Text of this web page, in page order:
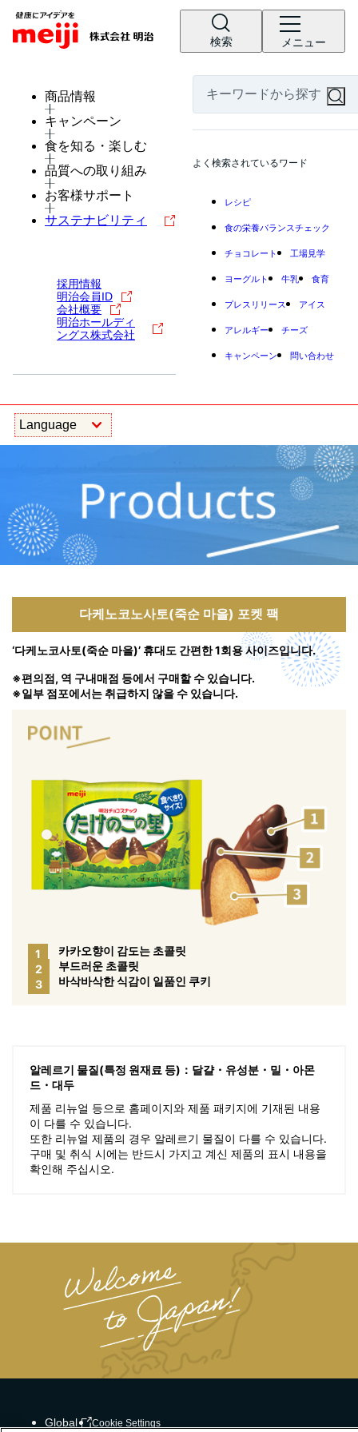
検索 メニュー
商品情報
キャンペーン
食を知る・楽しむ
品質への取り組み
お客様サポート
サステナビリティ
採用情報
明治会員ID
会社概要
明治ホールディ
ングス株式会社
よく検索されているワード
レシピ
食の栄養バランスチェック
チョコレート 工場見学
ヨーグルト 牛乳 食育
プレスリリース アイス
アレルギー チーズ
キャンペーン 問い合わせ
다케노코노사토(죽순 마을) 포켓 팩
‘다케노코사토(죽순 마을)’ 휴대도 간편한 1회용 사이즈입니다.
※편의점, 역 구내매점 등에서 구매할 수 있습니다.
※일부 점포에서는 취급하지 않을 수 있습니다.
1
카카오향이 감도는 초콜릿
2
부드러운 초콜릿
3
바삭바삭한 식감이 일품인 쿠키
알레르기 물질(특정 원재료 등)：달걀・유성분・밀・아몬
드・대두
제품 리뉴얼 등으로 홈페이지와 제품 패키지에 기재된 내용
이 다를 수 있습니다.
또한 리뉴얼 제품의 경우 알레르기 물질이 다를 수 있습니다.
구매 및 취식 시에는 반드시 가지고 계신 제품의 표시 내용을
확인해 주십시오.
Global Cookie Settings